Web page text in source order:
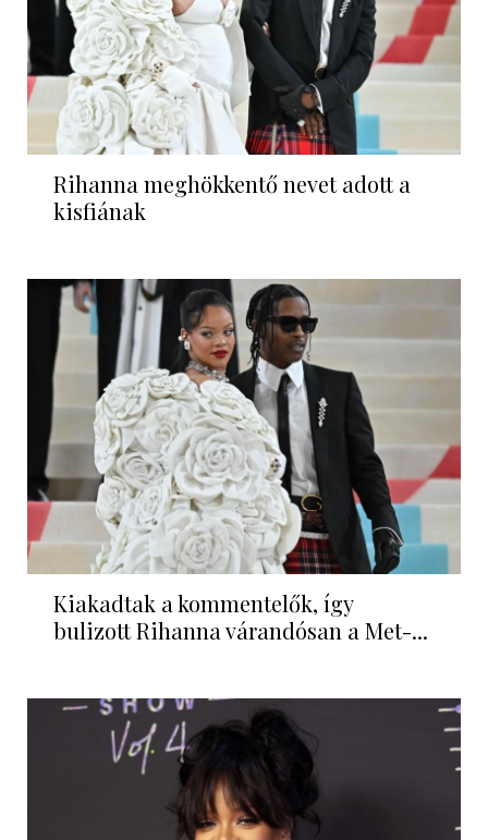
Rihanna meghökkentő nevet adott a
kisfiának
Kiakadtak a kommentelők, így
bulizott Rihanna várandósan a Met-...